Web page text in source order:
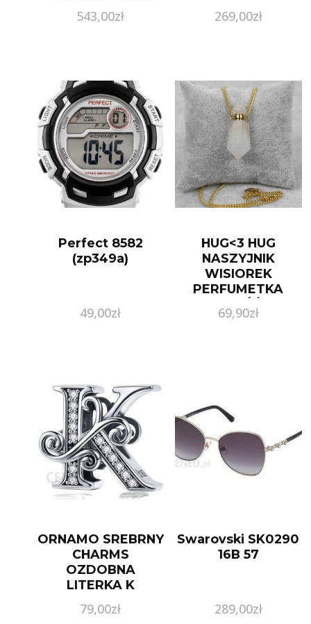
543,00zł 269,00zł
Perfect 8582
(zp349a)
49,00zł
HUG<3 HUG
NASZYJNIK
WISIOREK
PERFUMETKA
69,90zł
ORNAMO SREBRNY
CHARMS
OZDOBNA
LITERKA K
ORBSC030-K ,
DOSTAWA 24H ,
79,00zł
Swarovski SK0290
16B 57
289,00zł